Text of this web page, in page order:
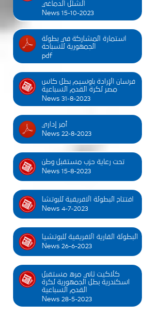
الشلل الدماغي
News 15-10-2023
استمارة المشاركة في بطولة
الجمهورية للسباحة
pdf
فرسان الإرادة باوسيم بطل كاس
مصر لكرة القدم السباعية
News 31-8-2023
أمر إداري
News 22-8-2023
تحت رعاية حزب مستقبل وطن
News 15-8-2023
افتتاح البطولة الافريقية للبوتشا
News 4-7-2023
البطولة القارية الافريقية للبوتشيا
News 26-6-2023
كلاكيت ثاني مره مستقبل
اسكندرية بطل الجمهورية لكرة
القدم السباعية
News 28-5-2023